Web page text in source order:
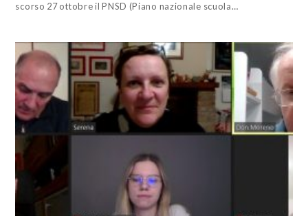
scorso 27 ottobre il PNSD (Piano nazionale scuola…